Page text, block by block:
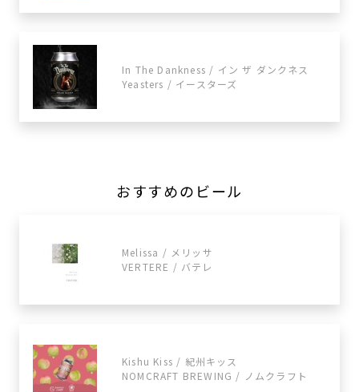
In The Dankness / イン ザ ダンクネス
Yeasters / イースターズ
おすすめのビール
Melissa / メリッサ
VERTERE / バテレ
Kishu Kiss / 紀州キッス
NOMCRAFT BREWING / ノムクラフト